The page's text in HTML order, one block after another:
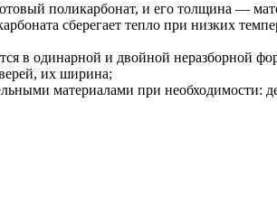
поликарбонат, и его толщина —
сберегает тепло при низких
в одинарной и двойной неразборной
их ширина;
материалами при необходимости: